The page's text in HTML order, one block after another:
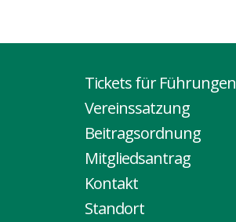
Tickets für Führungen
Vereinssatzung
Beitragsordnung
Mitgliedsantrag
Kontakt
Standort